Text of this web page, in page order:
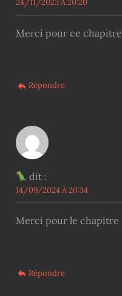
Merci pour ce chapitre
Répondre
dit :
14/09/2024 À 20:34
Merci pour le chapitre
Répondre